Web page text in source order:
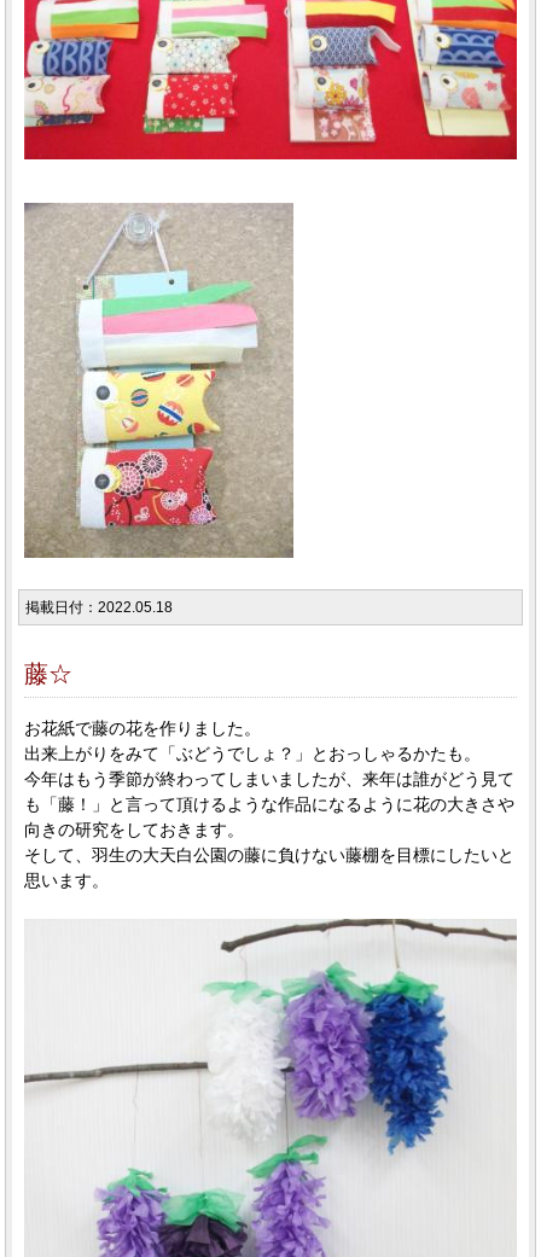
掲載日付：2022.05.18
藤☆
お花紙で藤の花を作りました。
出来上がりをみて「ぶどうでしょ？」とおっしゃるかたも。
今年はもう季節が終わってしまいましたが、来年は誰がどう見て
も「藤！」と言って頂けるような作品になるように花の大きさや
向きの研究をしておきます。
そして、羽生の大天白公園の藤に負けない藤棚を目標にしたいと
思います。